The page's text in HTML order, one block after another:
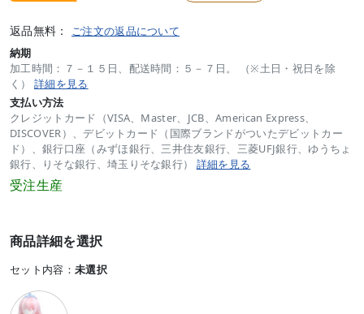
返品無料： ご注文の返品について
納期
加工時間：７－１５日、配送時間：５－７日。 （※土日・祝日を除
く） 詳細を見る
支払い方法
クレジットカード（VISA、Master、JCB、American Express、
DISCOVER）、デビットカード（国際ブランドがついたデビットカー
ド）、銀行口座（みずほ銀行、三井住友銀行、三菱UFJ銀行、ゆうちょ
銀行、りそな銀行、埼玉りそな銀行） 詳細を見る
受注生産
商品詳細を選択
セット内容： 未選択